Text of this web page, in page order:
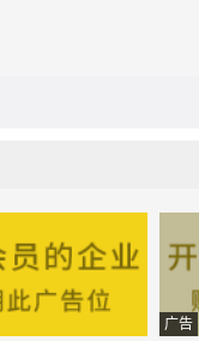
广告